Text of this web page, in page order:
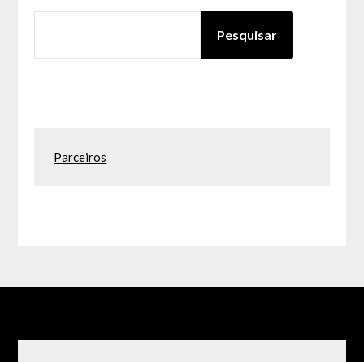
Pesquisar
Parceiros